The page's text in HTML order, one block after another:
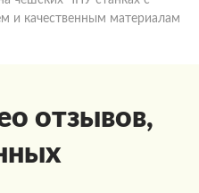
и качественным материалам
отзывов,